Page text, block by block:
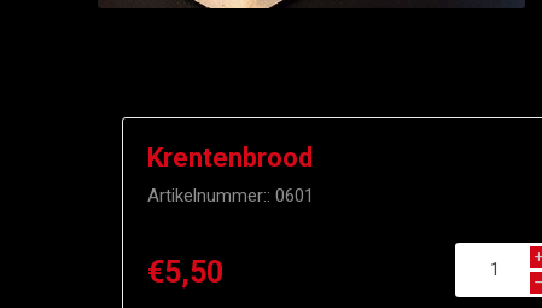
Krentenbrood
Artikelnummer:: 0601
€5,50 i
h